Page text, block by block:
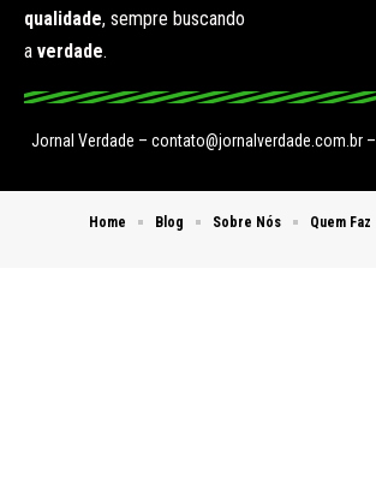
qualidade, sempre buscando
a verdade.
Jornal Verdade – contato@jornalverdade.com.br
Home Blog Sobre Nós Quem Faz